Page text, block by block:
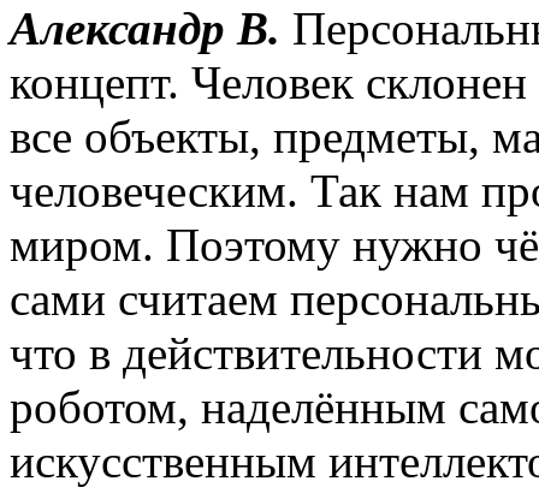
Александр В.
концепт. Человек
все объекты, предметы,
человеческим. Так нам
миром. Поэтому нужно
сами считаем
что в действительности
роботом, наделённым
искусственным